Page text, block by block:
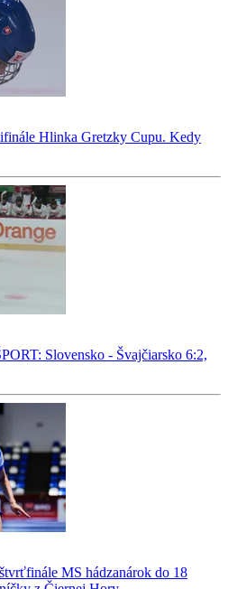
Hlinka Gretzky Cupu. Kedy
Slovensko - Švajčiarsko 6:2,
MS hádzanárok do 18